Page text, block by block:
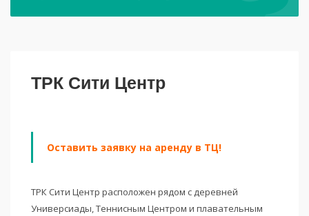
ТРК Сити Центр
Оставить заявку на аренду в ТЦ!
ТРК Сити Центр расположен рядом с деревней
Универсиады, Теннисным Центром и плавательным